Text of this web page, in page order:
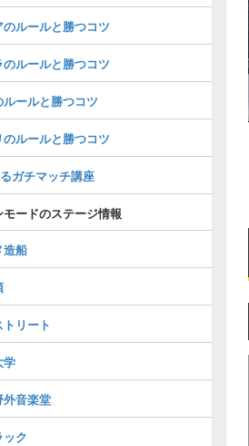
ルールと勝つコツ
ルールと勝つコツ
ールと勝つコツ
ルールと勝つコツ
ガチマッチ講座
ードのステージ情報
造船
リート
学
外音楽堂
ック